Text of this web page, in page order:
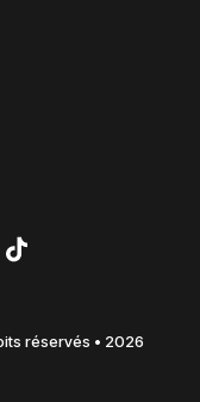
réservés • 2026